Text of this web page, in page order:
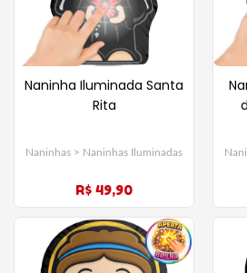
Naninha Iluminada Santa
Rita
Naninhas > Naninhas Iluminadas
R$ 49,90